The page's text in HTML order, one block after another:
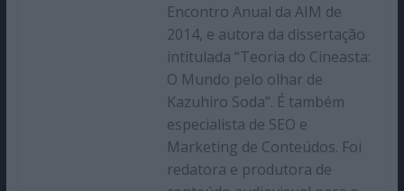
Encontro Anual da AIM de
2014, e autora da dissertação
intitulada “Teoria do Cineasta:
O Mundo pelo olhar de
Kazuhiro Soda”. É também
especialista de SEO e
Marketing de Conteúdos. Foi
redatora e produtora de